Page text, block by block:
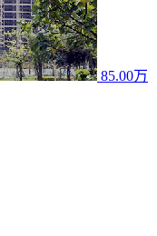
85.00万